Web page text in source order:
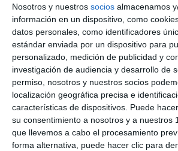
Nosotros y nuestros socios almacenamos
información en un dispositivo, como
datos personales, como identificadores
estándar enviada por un dispositivo para
personalizado, medición de publicidad y
investigación de audiencia y desarrollo de
permiso, nosotros y nuestros socios
localización geográfica precisa e
características de dispositivos. Puede
su consentimiento a nosotros y a nuestros
que llevemos a cabo el procesamiento
forma alternativa, puede hacer clic para
El coleccionismo
lado más
donación a
Sonrisas
Arte y metal se
exposición de
centro cultural
CULTURA